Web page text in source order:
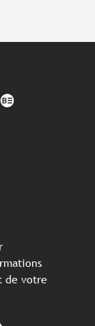
de votre